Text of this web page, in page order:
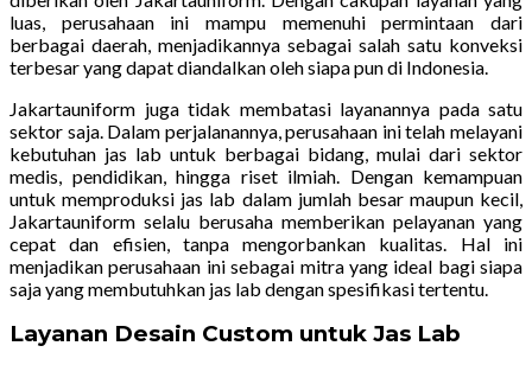
luas, perusahaan ini mampu memenuhi permintaan dari
berbagai daerah, menjadikannya sebagai salah satu konveksi
terbesar yang dapat diandalkan oleh siapa pun di Indonesia.
Jakartauniform juga tidak membatasi layanannya pada satu
sektor saja. Dalam perjalanannya, perusahaan ini telah melayani
kebutuhan jas lab untuk berbagai bidang, mulai dari sektor
medis, pendidikan, hingga riset ilmiah. Dengan kemampuan
untuk memproduksi jas lab dalam jumlah besar maupun kecil,
Jakartauniform selalu berusaha memberikan pelayanan yang
cepat dan efisien, tanpa mengorbankan kualitas. Hal ini
menjadikan perusahaan ini sebagai mitra yang ideal bagi siapa
saja yang membutuhkan jas lab dengan spesifikasi tertentu.
Layanan Desain Custom untuk Jas Lab